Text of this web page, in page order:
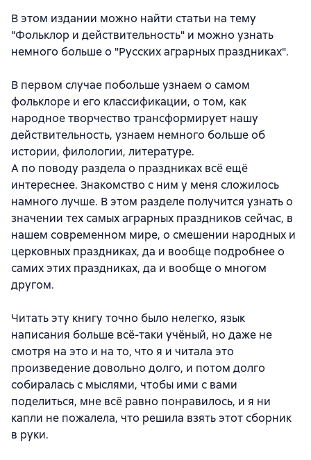
В этом издании можно найти статьи на тему
"Фольклор и действительность" и можно узнать
немного больше о "Русских аграрных праздниках".
В первом случае побольше узнаем о самом
фольклоре и его классификации, о том, как
народное творчество трансформирует нашу
действительность, узнаем немного больше об
истории, филологии, литературе.
А по поводу раздела о праздниках всё ещё
интереснее. Знакомство с ним у меня сложилось
намного лучше. В этом разделе получится узнать о
значении тех самых аграрных праздников сейчас, в
нашем современном мире, о смешении народных и
церковных праздниках, да и вообще подробнее о
самих этих праздниках, да и вообще о многом
другом.
Читать эту книгу точно было нелегко, язык
написания больше всё-таки учёный, но даже не
смотря на это и на то, что я и читала это
произведение довольно долго, и потом долго
собиралась с мыслями, чтобы ими с вами
поделиться, мне всё равно понравилось, и я ни
капли не пожалела, что решила взять этот сборник
в руки.